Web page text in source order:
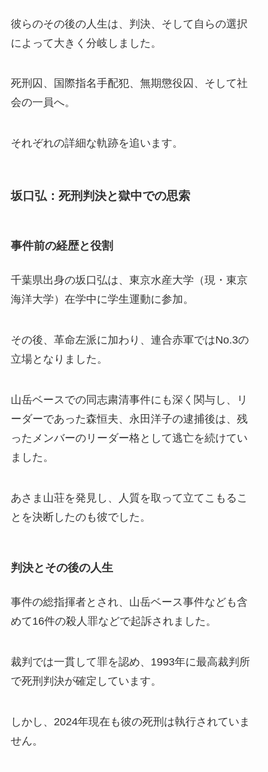
彼らのその後の人生は、判決、そして自らの選択
によって大きく分岐しました。
死刑囚、国際指名手配犯、無期懲役囚、そして社
会の一員へ。
それぞれの詳細な軌跡を追います。
坂口弘：死刑判決と獄中での思索
事件前の経歴と役割
千葉県出身の坂口弘は、東京水産大学（現・東京
海洋大学）在学中に学生運動に参加。
その後、革命左派に加わり、連合赤軍ではNo.3の
立場となりました。
山岳ベースでの同志粛清事件にも深く関与し、リ
ーダーであった森恒夫、永田洋子の逮捕後は、残
ったメンバーのリーダー格として逃亡を続けてい
ました。
あさま山荘を発見し、人質を取って立てこもるこ
とを決断したのも彼でした。
判決とその後の人生
事件の総指揮者とされ、山岳ベース事件なども含
めて16件の殺人罪などで起訴されました。
裁判では一貫して罪を認め、1993年に最高裁判所
で死刑判決が確定しています。
しかし、2024年現在も彼の死刑は執行されていま
せん。